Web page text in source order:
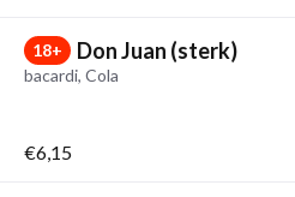
18+ Don Juan (sterk)
bacardi, Cola
€6,15